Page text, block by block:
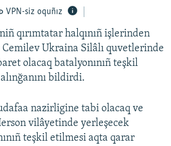
VPN-siz oquñız
qırımtatar halqınıñ işlerinden
Ukraina Silâlı quvetlerinde
olacaq batalyonınıñ teşkil
bildirdi.
nazirligine tabi olacaq ve
vilâyetinde yerleşecek
teşkil etilmesi aqta qarar